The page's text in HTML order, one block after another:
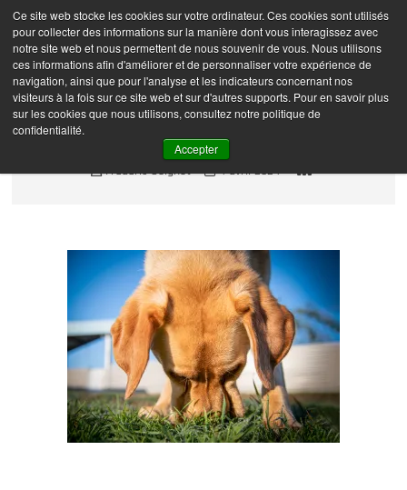
Ce site web stocke les cookies sur votre ordinateur. Ces cookies sont utilisés
pour collecter des informations sur la manière dont vous interagissez avec
notre site web et nous permettent de nous souvenir de vous. Nous utilisons
ces informations afin d'améliorer et de personnaliser votre expérience de
navigation, ainsi que pour l'analyse et les indicateurs concernant nos
visiteurs à la fois sur ce site web et sur d'autres supports. Pour en savoir plus
sur les cookies que nous utilisons, consultez notre politique de
confidentialité.
Accepter
Skip
content
Frédéric Coignot –
Photographe
M
e
n
u
B
_DSC3285-Modifier
Frédéric Coignot 4 avril 2024